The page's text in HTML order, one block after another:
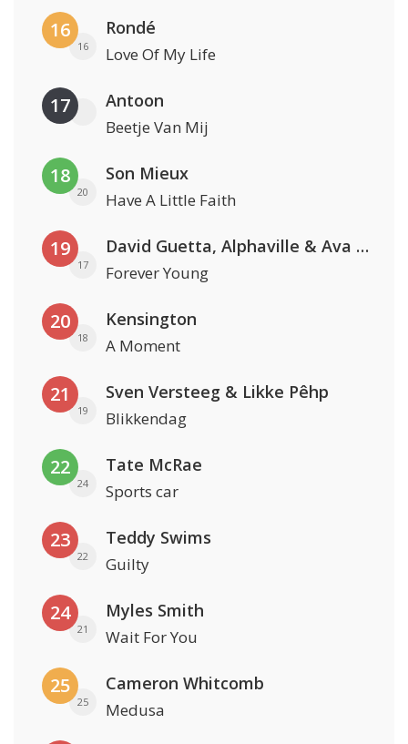
16
16
Rondé
Love Of My Life
17 Antoon
Beetje Van Mij
18
20
Son Mieux
Have A Little Faith
19
17
David Guetta, Alphaville & Ava Max
Forever Young
20
18
Kensington
A Moment
21
19
Sven Versteeg & Likke Pêhp
Blikkendag
22
24
Tate McRae
Sports car
23
22
Teddy Swims
Guilty
24
21
Myles Smith
Wait For You
25
25
Cameron Whitcomb
Medusa